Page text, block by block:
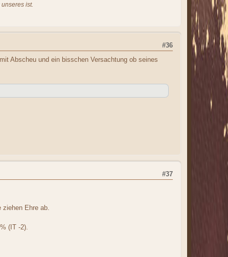
ist.
#36
Abscheu und ein bisschen Versachtung ob seines
#37
Ehre ab.
(IT -2).